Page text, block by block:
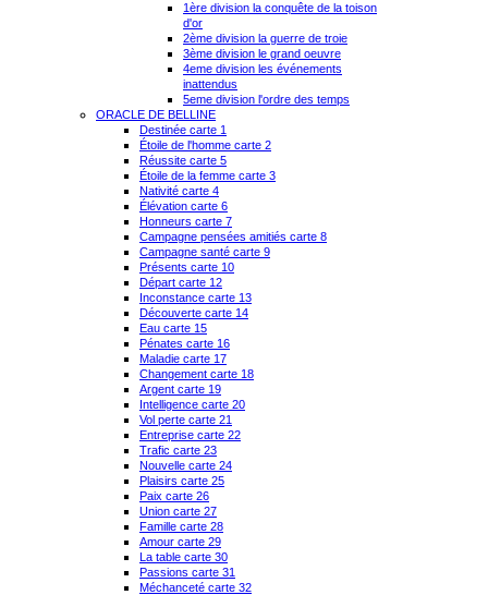
1ère division la conquête de la toison
d'or
2ème division la guerre de troie
3ème division le grand oeuvre
4eme division les événements
inattendus
5eme division l'ordre des temps
ORACLE DE BELLINE
Destinée carte 1
Étoile de l'homme carte 2
Réussite carte 5
Étoile de la femme carte 3
Nativité carte 4
Élévation carte 6
Honneurs carte 7
Campagne pensées amitiés carte 8
Campagne santé carte 9
Présents carte 10
Départ carte 12
Inconstance carte 13
Découverte carte 14
Eau carte 15
Pénates carte 16
Maladie carte 17
Changement carte 18
Argent carte 19
Intelligence carte 20
Vol perte carte 21
Entreprise carte 22
Trafic carte 23
Nouvelle carte 24
Plaisirs carte 25
Paix carte 26
Union carte 27
Famille carte 28
Amour carte 29
La table carte 30
Passions carte 31
Méchanceté carte 32